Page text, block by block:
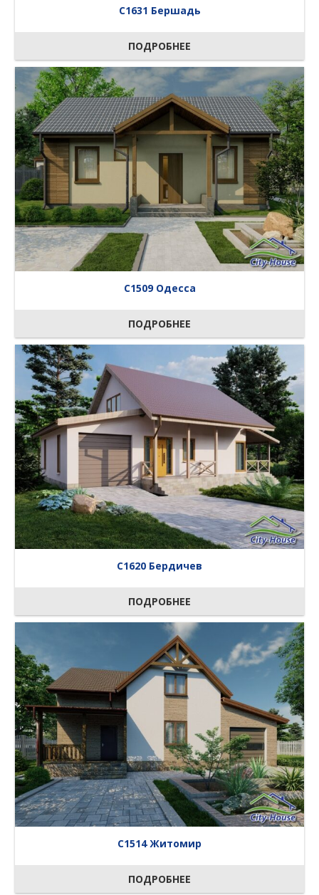
C1631 Бершадь
ПОДРОБНЕЕ
C1509 Одесса
ПОДРОБНЕЕ
C1620 Бердичев
ПОДРОБНЕЕ
C1514 Житомир
ПОДРОБНЕЕ